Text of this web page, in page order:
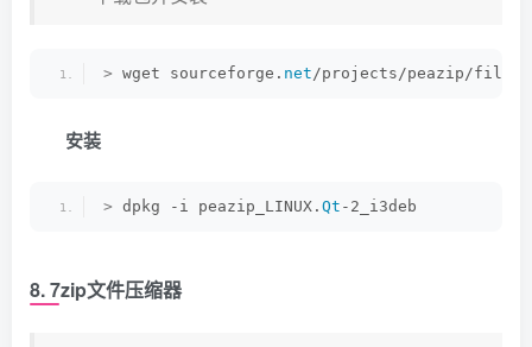
> wget sourceforge. net/projects/peazip/files/
安装
> dpkg -i peazip_LINUX. Qt -2_i3deb
8. 7zip文件压缩器